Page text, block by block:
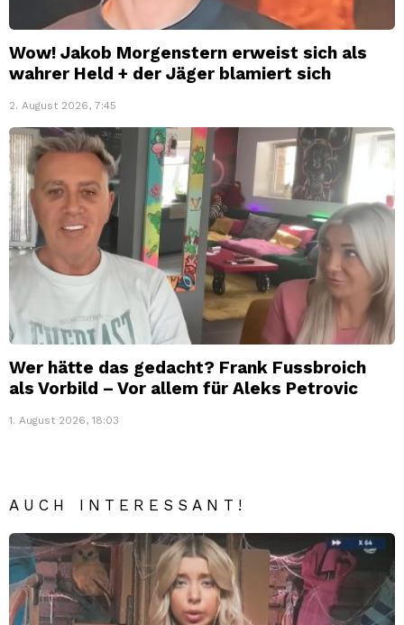
Wow! Jakob Morgenstern erweist sich als
wahrer Held + der Jäger blamiert sich
2. August 2026, 7:45
Wer hätte das gedacht? Frank Fussbroich
als Vorbild – Vor allem für Aleks Petrovic
1. August 2026, 18:03
AUCH INTERESSANT!